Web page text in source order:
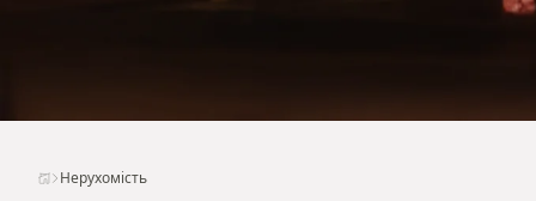
Нерухомість